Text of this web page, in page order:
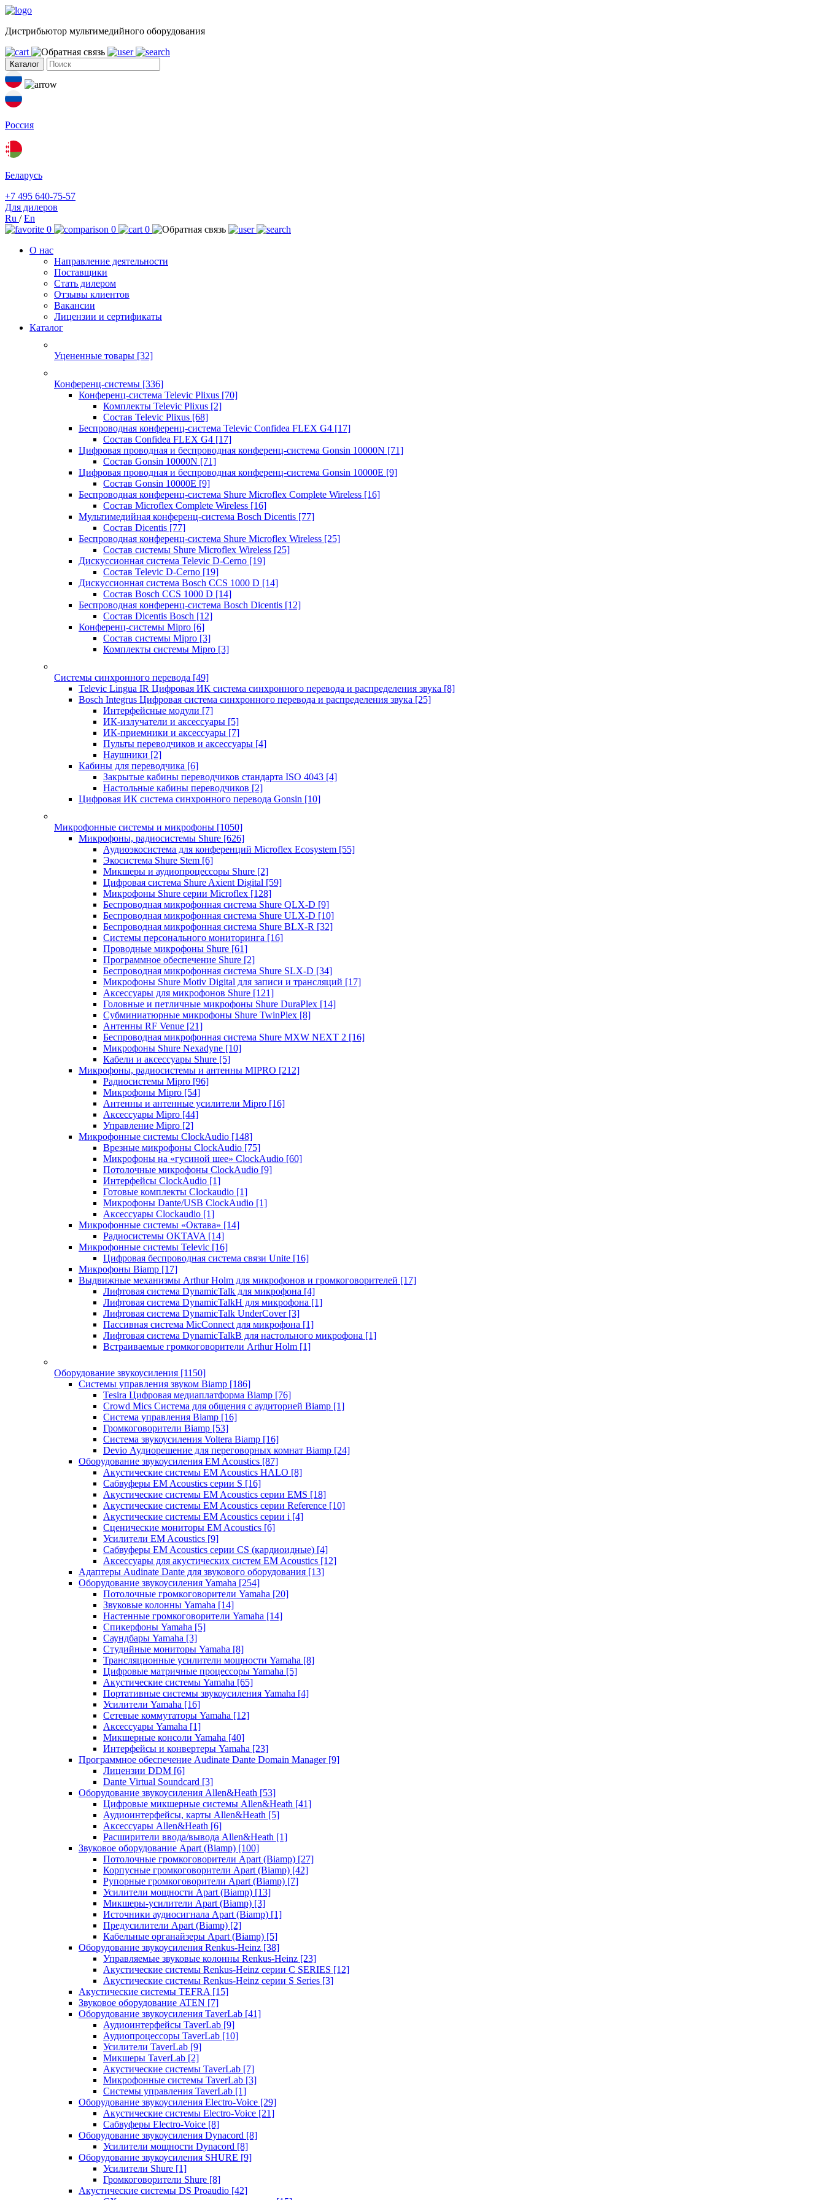
Дистрибьютор мультимедийного оборудования
Каталог
Россия
Беларусь
+7 495 640-75-57
Для дилеров
Ru /En
0
0
0
О нас
Направление деятельности
Поставщики
Стать дилером
Отзывы клиентов
Вакансии
Лицензии и сертификаты
Каталог
Уцененные товары [32]
Конференц-системы [336]
Конференц-система Televic Plixus [70]
Комплекты Televic Plixus [2]
Состав Televic Plixus [68]
Беспроводная конференц-система Televic Confidea FLEX G4 [17]
Состав Confidea FLEX G4 [17]
Цифровая проводная и беспроводная конференц-система Gonsin 10000N [71]
Состав Gonsin 10000N [71]
Цифровая проводная и беспроводная конференц-система Gonsin 10000E [9]
Состав Gonsin 10000E [9]
Беспроводная конференц-система Shure Microflex Complete Wireless [16]
Состав Microflex Complete Wireless [16]
Мультимедийная конференц-система Bosch Dicentis [77]
Состав Dicentis [77]
Беспроводная конференц-система Shure Microflex Wireless [25]
Состав системы Shure Microflex Wireless [25]
Дискуссионная система Televic D-Cerno [19]
Состав Televic D-Cerno [19]
Дискуссионная система Bosch CCS 1000 D [14]
Состав Bosch CCS 1000 D [14]
Беспроводная конференц-система Bosch Dicentis [12]
Состав Dicentis Bosch [12]
Конференц-системы Mipro [6]
Состав системы Mipro [3]
Комплекты системы Mipro [3]
Системы синхронного перевода [49]
Televic Lingua IR Цифровая ИК система синхронного перевода и распределения звука [8]
Bosch Integrus Цифровая система синхронного перевода и распределения звука [25]
Интерфейсные модули [7]
ИК-излучатели и аксессуары [5]
ИК-приемники и аксессуары [7]
Пульты переводчиков и аксессуары [4]
Наушники [2]
Кабины для переводчика [6]
Закрытые кабины переводчиков стандарта ISO 4043 [4]
Настольные кабины переводчиков [2]
Цифровая ИК система синхронного перевода Gonsin [10]
Микрофонные системы и микрофоны [1050]
Микрофоны, радиосистемы Shure [626]
Аудиоэкосистема для конференций Microflex Ecosystem [55]
Экосистема Shure Stem [6]
Микшеры и аудиопроцессоры Shure [2]
Цифровая система Shure Axient Digital [59]
Микрофоны Shure серии Microflex [128]
Беспроводная микрофонная система Shure QLX-D [9]
Беспроводная микрофонная система Shure ULX-D [10]
Беспроводная микрофонная система Shure BLX-R [32]
Системы персонального мониторинга [16]
Проводные микрофоны Shure [61]
Программное обеспечение Shure [2]
Беспроводная микрофонная система Shure SLX-D [34]
Микрофоны Shure Motiv Digital для записи и трансляций [17]
Аксессуары для микрофонов Shure [121]
Головные и петличные микрофоны Shure DuraPlex [14]
Субминиатюрные микрофоны Shure TwinPlex [8]
Антенны RF Venue [21]
Беспроводная микрофонная система Shure MXW NEXT 2 [16]
Микрофоны Shure Nexadyne [10]
Кабели и аксессуары Shure [5]
Микрофоны, радиосистемы и антенны MIPRO [212]
Радиосистемы Mipro [96]
Микрофоны Mipro [54]
Антенны и антенные усилители Mipro [16]
Аксессуары Mipro [44]
Управление Mipro [2]
Микрофонные системы ClockAudio [148]
Врезные микрофоны ClockAudio [75]
Микрофоны на «гусиной шее» ClockAudio [60]
Потолочные микрофоны ClockAudio [9]
Интерфейсы ClockAudio [1]
Готовые комплекты Clockaudio [1]
Микрофоны Dante/USB ClockAudio [1]
Аксессуары Clockaudio [1]
Микрофонные системы «Октава» [14]
Радиосистемы OKTAVA [14]
Микрофонные системы Televic [16]
Цифровая беспроводная система связи Unite [16]
Микрофоны Biamp [17]
Выдвижные механизмы Arthur Holm для микрофонов и громкоговорителей [17]
Лифтовая система DynamicTalk для микрофона [4]
Лифтовая система DynamicTalkH для микрофона [1]
Лифтовая система DynamicTalk UnderCover [3]
Пассивная система MicConnect для микрофона [1]
Лифтовая система DynamicTalkB для настольного микрофона [1]
Встраиваемые громкоговорители Arthur Holm [1]
Оборудование звукоусиления [1150]
Системы управления звуком Biamp [186]
Tesira Цифровая медиаплатформа Biamp [76]
Crowd Mics Система для общения с аудиторией Biamp [1]
Система управления Biamp [16]
Громкоговорители Biamp [53]
Система звукоусиления Voltera Biamp [16]
Devio Аудиорешение для переговорных комнат Biamp [24]
Оборудование звукоусиления EM Acoustics [87]
Акустические системы EM Acoustics HALO [8]
Сабвуферы EM Acoustics серии S [16]
Акустические системы EM Acoustics серии EMS [18]
Акустические системы EM Acoustics серии Reference [10]
Акустические системы EM Acoustics серии i [4]
Сценические мониторы EM Acoustics [6]
Усилители EM Acoustics [9]
Сабвуферы EM Acoustics серии CS (кардиоидные) [4]
Аксессуары для акустических систем EM Acoustics [12]
Адаптеры Audinate Dante для звукового оборудования [13]
Оборудование звукоусиления Yamaha [254]
Потолочные громкоговорители Yamaha [20]
Звуковые колонны Yamaha [14]
Настенные громкоговорители Yamaha [14]
Спикерфоны Yamaha [5]
Саундбары Yamaha [3]
Студийные мониторы Yamaha [8]
Трансляционные усилители мощности Yamaha [8]
Цифровые матричные процессоры Yamaha [5]
Акустические системы Yamaha [65]
Портативные системы звукоусиления Yamaha [4]
Усилители Yamaha [16]
Сетевые коммутаторы Yamaha [12]
Аксессуары Yamaha [1]
Микшерные консоли Yamaha [40]
Интерфейсы и конвертеры Yamaha [23]
Программное обеспечение Audinate Dante Domain Manager [9]
Лицензии DDM [6]
Dante Virtual Soundcard [3]
Оборудование звукоусиления Allen&Heath [53]
Цифровые микшерные системы Allen&Heath [41]
Аудиоинтерфейсы, карты Allen&Heath [5]
Аксессуары Allen&Heath [6]
Расширители ввода/вывода Allen&Heath [1]
Звуковое оборудование Apart (Biamp) [100]
Потолочные громкоговорители Apart (Biamp) [27]
Корпусные громкоговорители Apart (Biamp) [42]
Рупорные громкоговорители Apart (Biamp) [7]
Усилители мощности Apart (Biamp) [13]
Микшеры-усилители Apart (Biamp) [3]
Источники аудиосигнала Apart (Biamp) [1]
Предусилители Apart (Biamp) [2]
Кабельные органайзеры Apart (Biamp) [5]
Оборудование звукоусиления Renkus-Heinz [38]
Управляемые звуковые колонны Renkus-Heinz [23]
Акустические системы Renkus-Heinz серии C SERIES [12]
Акустические системы Renkus-Heinz серии S Series [3]
Акустические системы TEFRA [15]
Звуковое оборудование ATEN [7]
Оборудование звукоусиления TaverLab [41]
Аудиоинтерфейсы TaverLab [9]
Аудиопроцессоры TaverLab [10]
Усилители TaverLab [9]
Микшеры TaverLab [2]
Акустические системы TaverLab [7]
Микрофонные системы TaverLab [3]
Системы управления TaverLab [1]
Оборудование звукоусиления Electro-Voice [29]
Акустические системы Electro-Voice [21]
Сабвуферы Electro-Voice [8]
Оборудование звукоусиления Dynacord [8]
Усилители мощности Dynacord [8]
Оборудование звукоусиления SHURE [9]
Усилители Shure [1]
Громкоговорители Shure [8]
Акустические системы DS Proaudio [42]